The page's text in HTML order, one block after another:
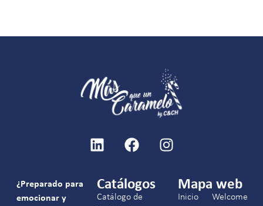
¿Preparado para
emocionar y
Catálogos
Catálogo de
Mapa web
Inicio
Welcome